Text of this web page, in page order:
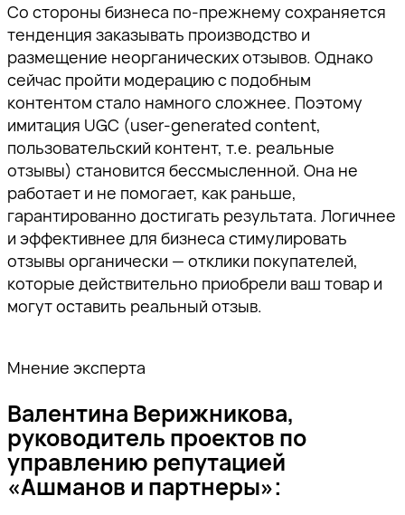
Со стороны бизнеса по-прежнему сохраняется
тенденция заказывать производство и
размещение неорганических отзывов. Однако
сейчас пройти модерацию с подобным
контентом стало намного сложнее. Поэтому
имитация UGC (user-generated content,
пользовательский контент, т.е. реальные
отзывы) становится бессмысленной. Она не
работает и не помогает, как раньше,
гарантированно достигать результата. Логичнее
и эффективнее для бизнеса стимулировать
отзывы органически — отклики покупателей,
которые действительно приобрели ваш товар и
могут оставить реальный отзыв.
Мнение эксперта
Валентина Верижникова,
руководитель проектов по
управлению репутацией
«Ашманов и партнеры»: